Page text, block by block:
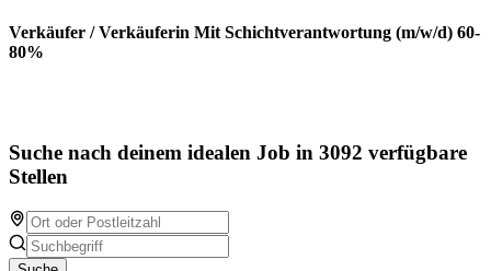
Verkäufer / Verkäuferin Mit Schichtverantwortung (m/w/d) 60-
80%
Suche nach deinem idealen Job in 3092 verfügbare
Stellen